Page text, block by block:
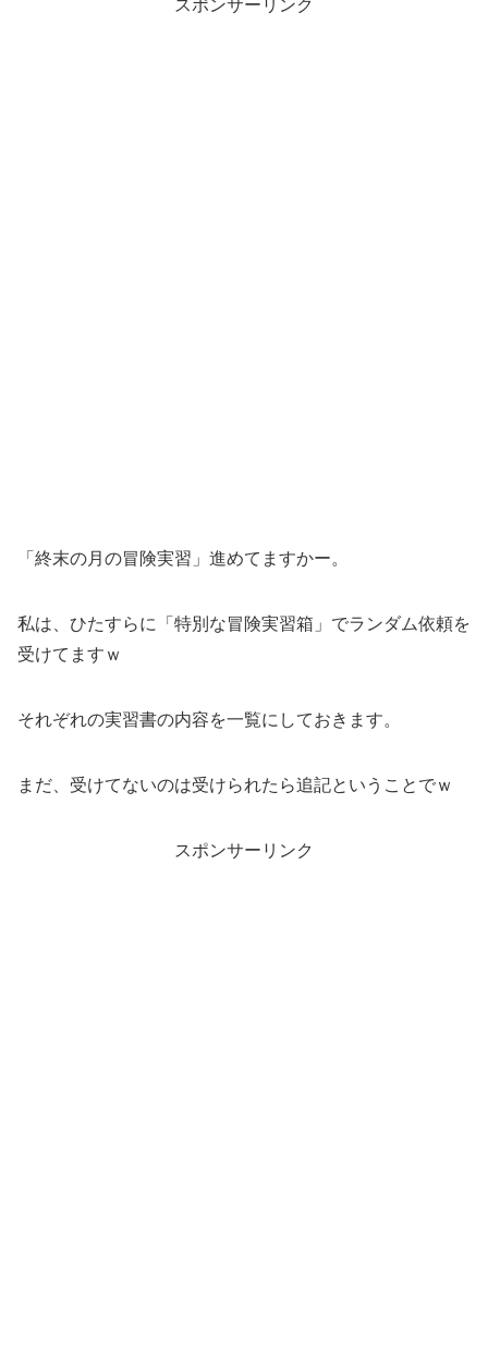
スポンサーリンク
「終末の月の冒険実習」進めてますかー。
私は、ひたすらに「特別な冒険実習箱」でランダム依頼を
受けてますｗ
それぞれの実習書の内容を一覧にしておきます。
まだ、受けてないのは受けられたら追記ということでｗ
スポンサーリンク